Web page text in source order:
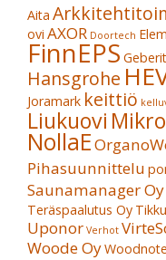
Aita
ovi AXOR Doortech
FinnEPS Geberit
Hansgrohe
Joramark keittiö
Liukuovi
NollaE
Pihasuunnittelu
Saunamanager Oy
Teräspaalutus Oy
Uponor Verhot
Woode Oy